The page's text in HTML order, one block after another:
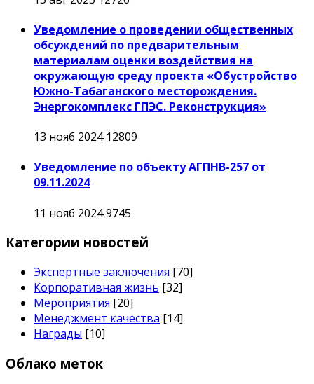
Уведомление о проведении общественных
обсуждений по предварительным
материалам оценки воздействия на
окружающую среду проекта «Обустройство
Южно-Табаганского месторождения.
Энергокомплекс ГПЭС. Реконструкция»
13 нояб 2024 12809
Уведомление по объекту АГПНВ-257 от
09.11.2024
11 нояб 20249745
Категории новостей
Экспертные заключения [70]
Корпоративная жизнь [32]
Мероприятия [20]
Менеджмент качества [14]
Награды [10]
Облако меток